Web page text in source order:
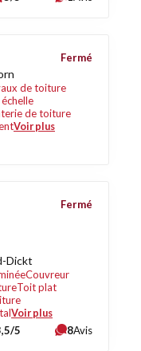
de toiture
de toiture
Voir plus
Fermé
Dickt
Couvreur
Toit plat
Voir plus
Fermé
5 8Avis